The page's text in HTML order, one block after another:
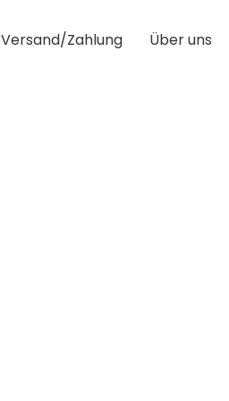
Versand/Zahlung Über uns